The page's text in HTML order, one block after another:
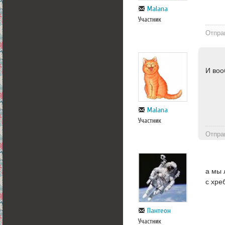
Malana
Участник
Malana
Участник
И
Пантеон
Участник
а мы
с